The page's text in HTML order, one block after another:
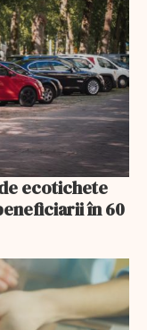
ecotichete
în 60